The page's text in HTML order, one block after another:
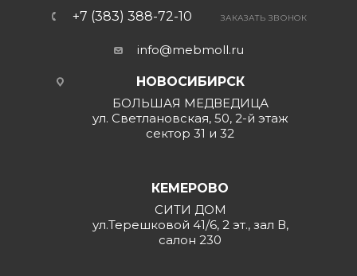
+7 (383) 388-72-10 ЗАКАЗАТЬ ЗВОНОК
info@mebmoll.ru
НОВОСИБИРСК
БОЛЬШАЯ МЕДВЕДИЦА
ул. Светлановская, 50, 2-й этаж
сектор 31 и 32
КЕМЕРОВО
СИТИ ДОМ
ул.Терешковой 41/6, 2 эт., зал В,
салон 230